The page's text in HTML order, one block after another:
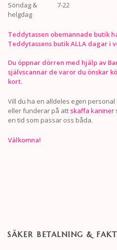
Söndag &
helgdag
7-22
Teddytassen obemannade butik
Teddytassens butik ALLA dagar i
Du öppnar dörren med hjälp av
självscannar de varor du önskar
kort.
Vill du ha en alldeles egen
eller funderar på att skaffa kaniner
en tid som passar oss båda.
Välkomna!
SÄKER BETALNING &